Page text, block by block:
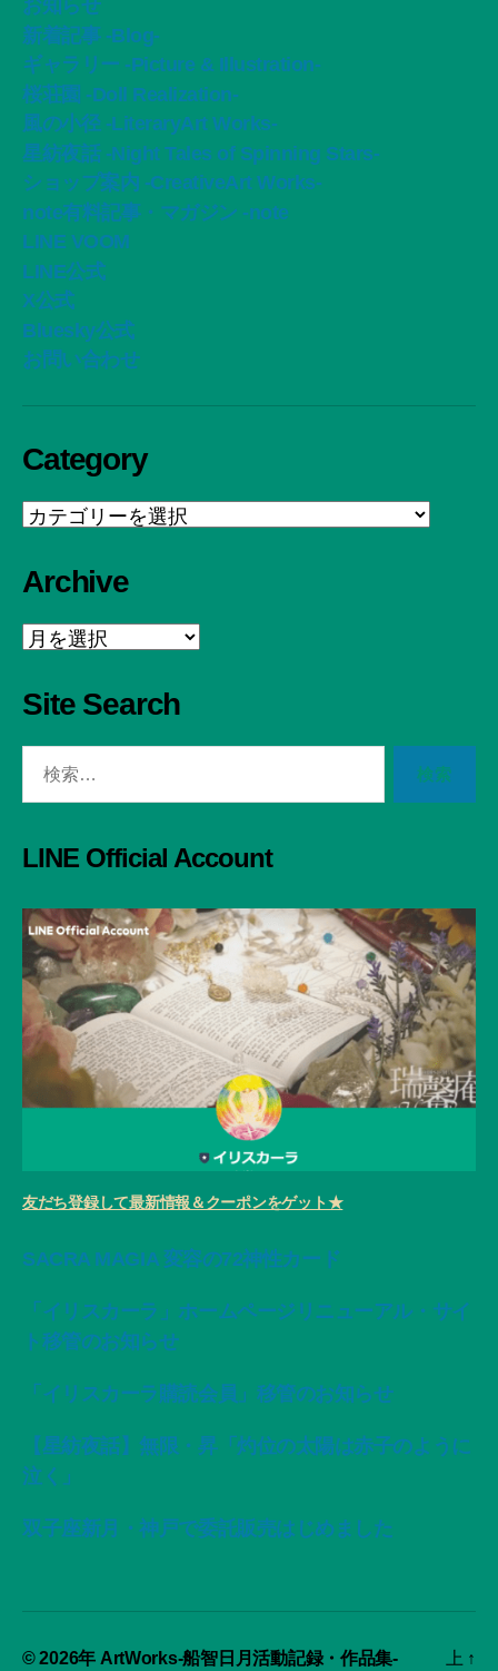
お知らせ
新着記事 -Blog-
ギャラリー -Picture & Illustration-
桜荘園 -Doll Realization-
風の小径 -LiteraryArt Works-
星紡夜話 -Night Tales of Spinning Stars-
ショップ案内 -CreativeArt Works-
note有料記事・マガジン -note
LINE VOOM
LINE公式
X公式
Bluesky公式
お問い合わせ
Category
Category
Archive
Archive
Site Search
LINE Official Account
友だち登録して最新情報＆クーポンをゲット★
SACRA MAGIA 変容の72神性カード
「イリスカーラ」ホームページリニューアル・サイ
ト移管のお知らせ
「イリスカーラ購読会員」移管のお知らせ
【星紡夜話】無限・昇「灼位の太陽は赤子のように
泣く」
双子座新月・神戸で委託販売はじめました
© 2026年 ArtWorks-船智日月活動記録・作品集- 上 ↑